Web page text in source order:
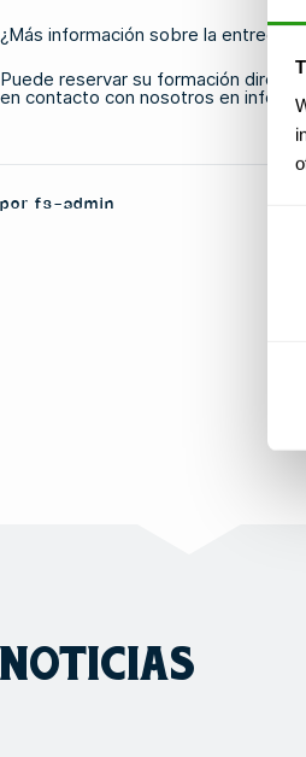
¿Más información sobre la entrega
Puede reservar su formación
en contacto con nosotros en
por fs-admin
NOTICIAS